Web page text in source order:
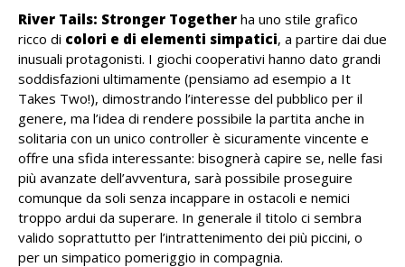
River Tails: Stronger Together ha uno stile grafico
ricco di colori e di elementi simpatici, a partire dai due
inusuali protagonisti. I giochi cooperativi hanno dato grandi
soddisfazioni ultimamente (pensiamo ad esempio a It
Takes Two!), dimostrando l’interesse del pubblico per il
genere, ma l’idea di rendere possibile la partita anche in
solitaria con un unico controller è sicuramente vincente e
offre una sfida interessante: bisognerà capire se, nelle fasi
più avanzate dell’avventura, sarà possibile proseguire
comunque da soli senza incappare in ostacoli e nemici
troppo ardui da superare. In generale il titolo ci sembra
valido soprattutto per l’intrattenimento dei più piccini, o
per un simpatico pomeriggio in compagnia.